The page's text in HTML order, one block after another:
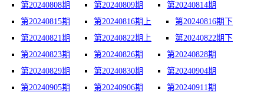
第20240808期
第20240809期
第20240814期
第20240815期
第20240816期上
第20240816期下
第20240821期
第20240822期上
第20240822期下
第20240823期
第20240826期
第20240828期
第20240829期
第20240830期
第20240904期
第20240905期
第20240906期
第20240911期